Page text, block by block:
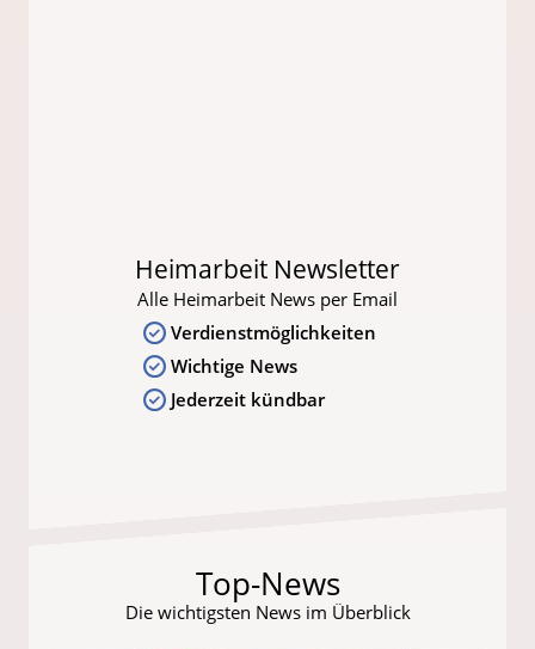
Heimarbeit Newsletter
Alle Heimarbeit News per Email
Verdienstmöglichkeiten
Wichtige News
Jederzeit kündbar
Top-News
Die wichtigsten News im Überblick